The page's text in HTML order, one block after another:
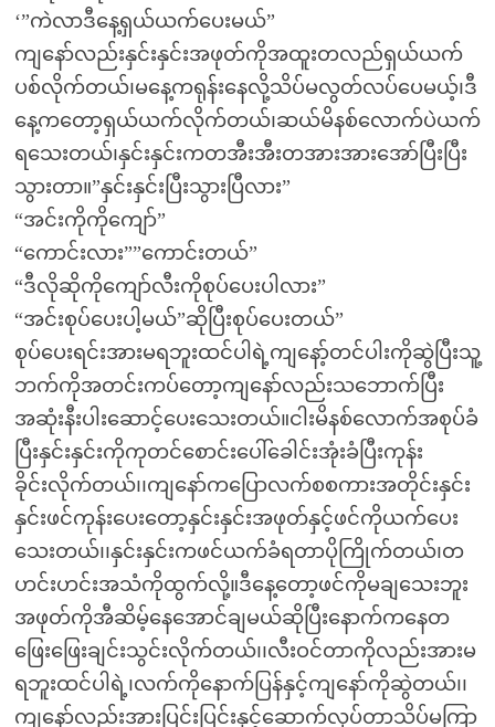
‘”ကဲလာဒီနေ့ရှယ်ယက်ပေးမယ်”
ကျနော်လည်းနှင်းနှင်းအဖုတ်ကိုအထူးတလည်ရှယ်ယက်
ပစ်လိုက်တယ်၊မနေ့ကရုန်းနေလို့သိပ်မလွတ်လပ်ပေမယ့်၊ဒီ
နေ့ကတော့ရှယ်ယက်လိုက်တယ်၊ဆယ်မိနစ်လောက်ပဲယက်
ရသေးတယ်၊နှင်းနှင်းကတအီးအီးတအားအားအော်ပြီးပြီး
သွားတာ။”နှင်းနှင်းပြီးသွားပြီလား”
“အင်းကိုကိုကျော်”
“ကောင်းလား””ကောင်းတယ်”
“ဒီလိုဆိုကိုကျော်လီးကိုစုပ်ပေးပါလား”
“အင်းစုပ်ပေးပါ့မယ်”ဆိုပြီးစုပ်ပေးတယ်”
စုပ်ပေးရင်းအားမရဘူးထင်ပါရဲ့ကျနော့်တင်ပါးကိုဆွဲပြီးသူ့
ဘက်ကိုအတင်းကပ်တော့ကျနော်လည်းသဘောက်ပြီး
အဆုံးနီးပါးဆောင့်ပေးသေးတယ်။ငါးမိနစ်လောက်အစုပ်ခံ
ပြီးနှင်းနှင်းကိုကုတင်စောင်းပေါ်ခေါင်းအုံးခံပြီးကုန်း
ခိုင်းလိုက်တယ်၊၊ကျနော်ကပြောလက်စစကားအတိုင်းနှင်း
နှင်းဖင်ကုန်းပေးတော့နှင်းနှင်းအဖုတ်နှင့်ဖင်ကိုယက်ပေး
သေးတယ်၊၊နှင်းနှင်းကဖင်ယက်ခံရတာပိုကြိုက်တယ်၊တ
ဟင်းဟင်းအသံကိုထွက်လို့။ဒီနေ့တော့ဖင်ကိုမချသေးဘူး
အဖုတ်ကိုအီဆိမ့်နေအောင်ချမယ်ဆိုပြီးနောက်ကနေတ
ဖြေးဖြေးချင်းသွင်းလိုက်တယ်၊၊လီးဝင်တာကိုလည်းအားမ
ရဘူးထင်ပါရဲ့၊လက်ကိုနောက်ပြန်နှင့်ကျနော်ကိုဆွဲတယ်၊၊
ကျနော်လည်းအားပြင်းပြင်းနှင့်ဆောက်လုပ်တာသိပ်မကြာ